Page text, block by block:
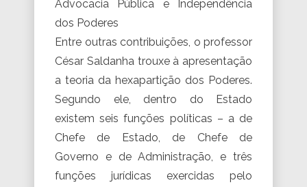
Advocacia Pública e Independência
dos Poderes
Entre outras contribuições, o professor
César Saldanha trouxe à apresentação
a teoria da hexapartição dos Poderes.
Segundo ele, dentro do Estado
existem seis funções políticas – a de
Chefe de Estado, de Chefe de
Governo e de Administração, e três
funções jurídicas exercidas pelo